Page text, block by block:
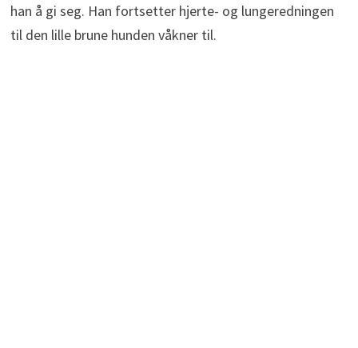
han å gi seg. Han fortsetter hjerte- og lungeredningen
til den lille brune hunden våkner til.